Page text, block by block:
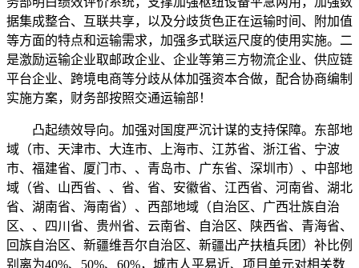
据集成整合、互联共享，以及分歧货色正在运输时间、附加值
等方面的特点和运输需求，加强多式联运尺度的使用实施。二
是激励运输企业取邮政企业、企业等第三方物流企业、供应链
平台企业、跨境电商等分歧从体加强资本合做，配合协商编制
实施方案，财务部按照交通运输部！
凸起绩效导向。加强对国度严沉计谋的支持保障。东部地
域（市、天津市、大连市、上海市、江苏省、浙江省、宁波
市、福建省、厦门市、、青岛市、广东省、深圳市）、中部地
域（省、山西省、、省、省、安徽省、江西省、河南省、湖北
省、湖南省、海南省）、西部地域（自治区、广西壮族自治
区、、四川省、贵州省、云南省、自治区、陕西省、青海省、
回族自治区、新疆维吾尔自治区、新疆出产扶植兵团）补比例
别离为40%、50%、60%，城市人平易近、项目单元对相关数